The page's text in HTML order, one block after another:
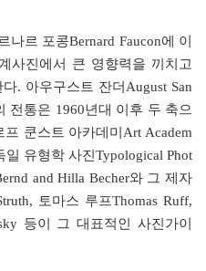
르 포콩Bernard Faucon에 이
사진에서 큰 영향력을 끼치고
. 아우구스트 잔더August San
전통은 1960년대 이후 두 축으
쿤스트 아카데미Art Academ
유형학 사진Typological Phot
and Hilla Becher와 그 제자
토마스 루프Thomas Ruff,
등이 그 대표적인 사진가이